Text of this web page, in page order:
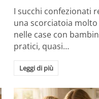
I succhi confezionati
una scorciatoia
nelle case con
pratici, quasi…
Leggi di più